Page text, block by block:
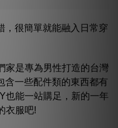
，很簡單就能融入日常穿
家是專為男性打造的台灣
含一些配件類的東西都有
也能一站購足，新的一年
衣服吧!